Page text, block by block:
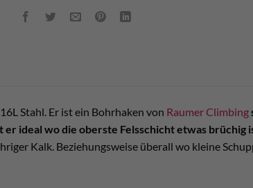
Stahl. Er ist ein Bohrhaken von Raumer Climbing
er ideal wo die oberste Felsschicht etwas brüchig
Kalk. Beziehungsweise überall wo kleine